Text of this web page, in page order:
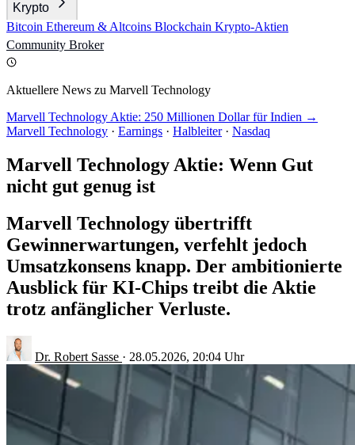
Krypto
Bitcoin Ethereum & Altcoins Blockchain Krypto-Aktien
Community Broker
Aktuellere News zu Marvell Technology
Marvell Technology Aktie: 250 Millionen Dollar für Indien →
Marvell Technology · Earnings · Halbleiter · Nasdaq
Marvell Technology Aktie: Wenn Gut
nicht gut genug ist
Marvell Technology übertrifft
Gewinnerwartungen, verfehlt jedoch
Umsatzkonsens knapp. Der ambitionierte
Ausblick für KI-Chips treibt die Aktie
trotz anfänglicher Verluste.
Dr. Robert Sasse · 28.05.2026, 20:04 Uhr